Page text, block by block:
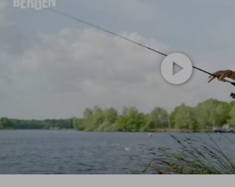
play_circle